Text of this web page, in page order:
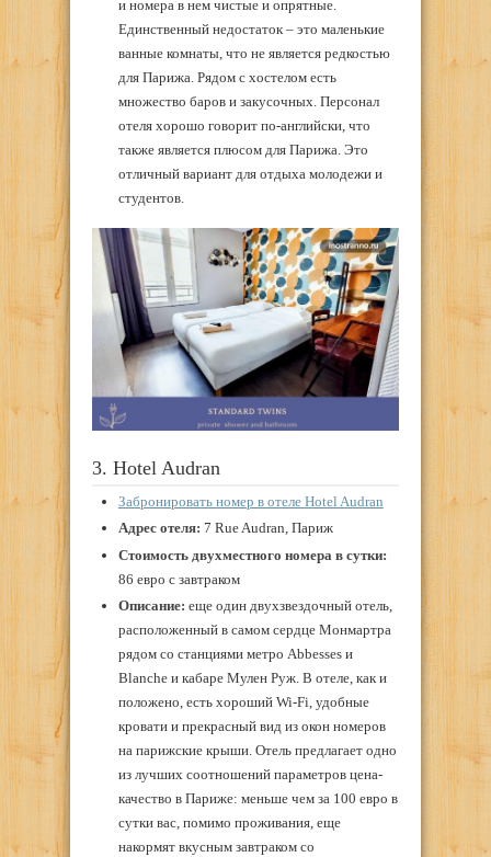
и номера в нем чистые и опрятные.
Единственный недостаток – это маленькие
ванные комнаты, что не является редкостью
для Парижа. Рядом с хостелом есть
множество баров и закусочных. Персонал
отеля хорошо говорит по-английски, что
также является плюсом для Парижа. Это
отличный вариант для отдыха молодежи и
студентов.
3. Hotel Audran
Забронировать номер в отеле Hotel Audran
Адрес отеля: 7 Rue Audran, Париж
Стоимость двухместного номера в сутки:
86 евро с завтраком
Описание: еще один двухзвездочный отель,
расположенный в самом сердце Монмартра
рядом со станциями метро Abbesses и
Blanche и кабаре Мулен Руж. В отеле, как и
положено, есть хороший Wi-Fi, удобные
кровати и прекрасный вид из окон номеров
на парижские крыши. Отель предлагает одно
из лучших соотношений параметров цена-
качество в Париже: меньше чем за 100 евро в
сутки вас, помимо проживания, еще
накормят вкусным завтраком со